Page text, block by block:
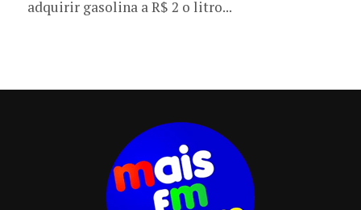
adquirir gasolina a R$ 2 o litro...